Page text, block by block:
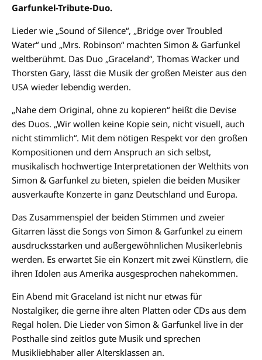
Garfunkel-Tribute-Duo.
Lieder wie „Sound of Silence“, „Bridge over Troubled
Water“ und „Mrs. Robinson“ machten Simon & Garfunkel
weltberühmt. Das Duo „Graceland“, Thomas Wacker und
Thorsten Gary, lässt die Musik der großen Meister aus den
USA wieder lebendig werden.
„Nahe dem Original, ohne zu kopieren“ heißt die Devise
des Duos. „Wir wollen keine Kopie sein, nicht visuell, auch
nicht stimmlich“. Mit dem nötigen Respekt vor den großen
Kompositionen und dem Anspruch an sich selbst,
musikalisch hochwertige Interpretationen der Welthits von
Simon & Garfunkel zu bieten, spielen die beiden Musiker
ausverkaufte Konzerte in ganz Deutschland und Europa.
Das Zusammenspiel der beiden Stimmen und zweier
Gitarren lässt die Songs von Simon & Garfunkel zu einem
ausdrucksstarken und außergewöhnlichen Musikerlebnis
werden. Es erwartet Sie ein Konzert mit zwei Künstlern, die
ihren Idolen aus Amerika ausgesprochen nahekommen.
Ein Abend mit Graceland ist nicht nur etwas für
Nostalgiker, die gerne ihre alten Platten oder CDs aus dem
Regal holen. Die Lieder von Simon & Garfunkel live in der
Posthalle sind zeitlos gute Musik und sprechen
Musikliebhaber aller Altersklassen an.